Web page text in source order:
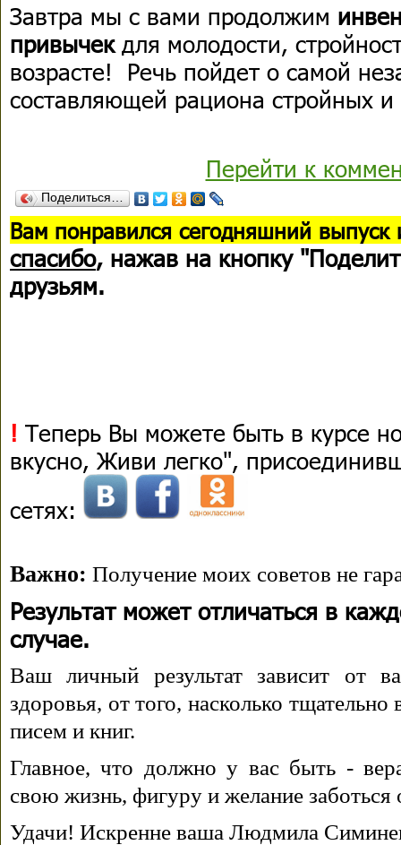
Завтра мы с вами продолжим
привычекдля молодости,
возрасте! Речь пойдет о самой
составляющей рациона стройных
Перейти к
Поделиться…
Вам понравился сегодняшний выпуск
спасибо, нажав на кнопку
друзьям.
! Теперь Вы можете быть в курсе
вкусно, Живи легко",
сетях:
Важно: Получение моих советов не
Результат может отличаться в
случае.
Ваш личный результат зависит от
здоровья, от того, насколько
писем и книг.
Главное, что должно у вас быть -
свою жизнь, фигуру и желание заботься
Удачи! Искренне ваша Людмила